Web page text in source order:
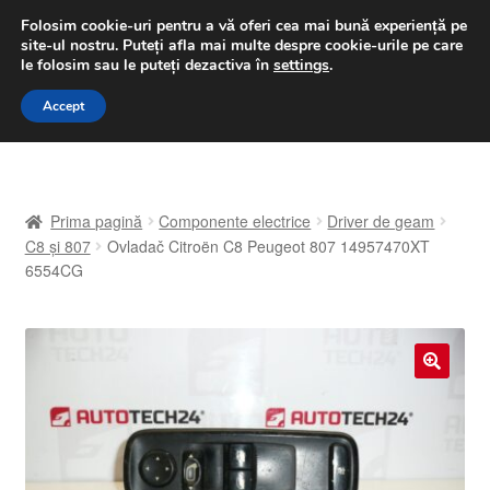
LIVRARE de la 33 lei
luni-vineri 9 a.m. - 4 p.m.031 229 6816
Sari
Sari
A lua legatura
Despre noi
Finalizare comandă
Prima pagină Componente electrice
Driver de geam
C8 și 807
Ovladač Citroën C8 Peugeot 807 14957470XT
6554CG
Folosim cookie-uri pentru a vă oferi cea mai bună experiență pe
site-ul nostru. Puteți afla mai multe despre cookie-urile pe care
le folosim sau le puteți dezactiva în settings.
Accept